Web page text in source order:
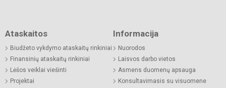
Ataskaitos
Biudžeto vykdymo ataskaitų rinkiniai
Finansinių ataskaitų rinkiniai
Lėšos veiklai viešinti
Projektai
Informacija
Nuorodos
Laisvos darbo vietos
Asmens duomenų apsauga
Konsultavimasis su visuomene